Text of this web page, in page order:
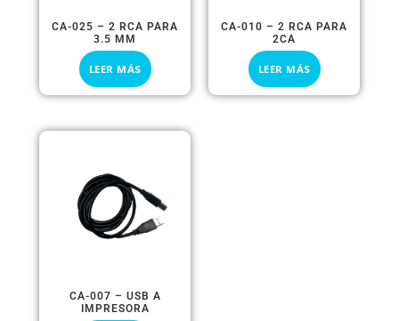
CA-025 – 2 RCA PARA
3.5 MM
LEER MÁS
CA-010 – 2 RCA PARA
2CA
LEER MÁS
CA-007 – USB A
IMPRESORA